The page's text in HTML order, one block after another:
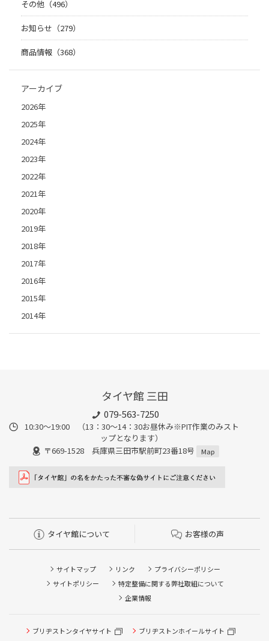
その他（496）
お知らせ（279）
商品情報（368）
アーカイブ
2026年
2025年
2024年
2023年
2022年
2021年
2020年
2019年
2018年
2017年
2016年
2015年
2014年
タイヤ館 三田
079-563-7250
10:30～19:00 （13：30～14：30お昼休み※PIT作業のみスト
ップとなります）
〒669-1528 兵庫県三田市駅前町23番18号
Map
タイヤ館について お客様の声
サイトマップ リンク
プライバシーポリシー
サイトポリシー
特定整備に関する弊社取組について
企業情報
ブリヂストンタイヤサイト
ブリヂストンホイールサイト
タイヤ点検・安全点検/タイヤ履き替え/オイル交換/その他